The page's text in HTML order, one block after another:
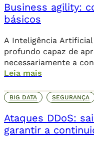
de dados através de
Business agility:
básicos
A Inteligência
profundo capaz de
necessariamente a
direta.
Leia mais
BIG DATA SEGURANÇA
Ataques DDoS:
garantir a